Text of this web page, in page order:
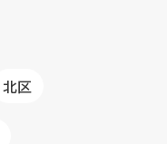
北区